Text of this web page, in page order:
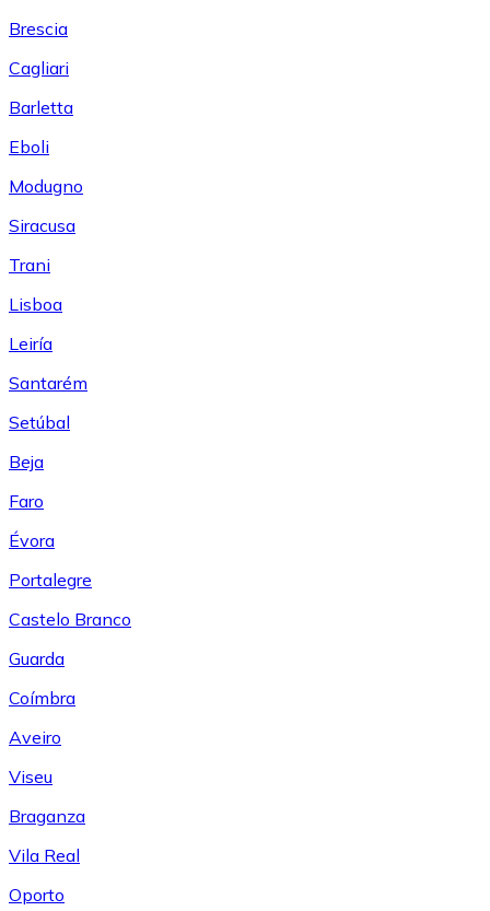
Brescia
Cagliari
Barletta
Eboli
Modugno
Siracusa
Trani
Lisboa
Leiría
Santarém
Setúbal
Beja
Faro
Évora
Portalegre
Castelo Branco
Guarda
Coímbra
Aveiro
Viseu
Braganza
Vila Real
Oporto